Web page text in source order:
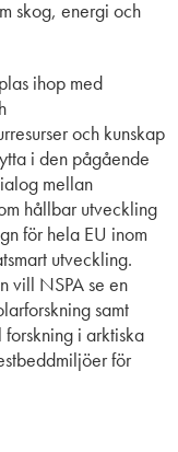
skog, energi och
ihop med
och kunskap
i den pågående
mellan
hållbar utveckling
för hela EU inom
utveckling.
vill NSPA se en
larforskningsamt
i arktiska
miljöer för